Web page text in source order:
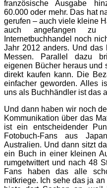
französische Ausgabe
60.000 oder mehr. Das hat
gerufen – auch viele kleine
auch angefangen
Internetbuchhandel noch
Jahr 2012 anders. Und das
Messen. Parallel dazu
eigenen Bücher heraus und
direkt kaufen kann. Die
einfacher geworden. Alles
uns als Buchhändler ist das
Und dann haben wir noch
Kommunikation über das
ist ein entscheidender
Fotobuch-Fans aus
Australien. Und dann sitzt
ein Buch in einer kleinen
rumgetwittert und nach 48
Fans haben das alle
mitkriege. Ich sehe das ja